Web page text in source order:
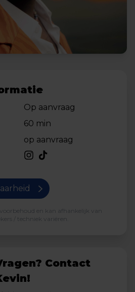
Op aanvraag
60 min
op aanvraag
en kan afhankelijk van
/ techniek variëren.
Contact